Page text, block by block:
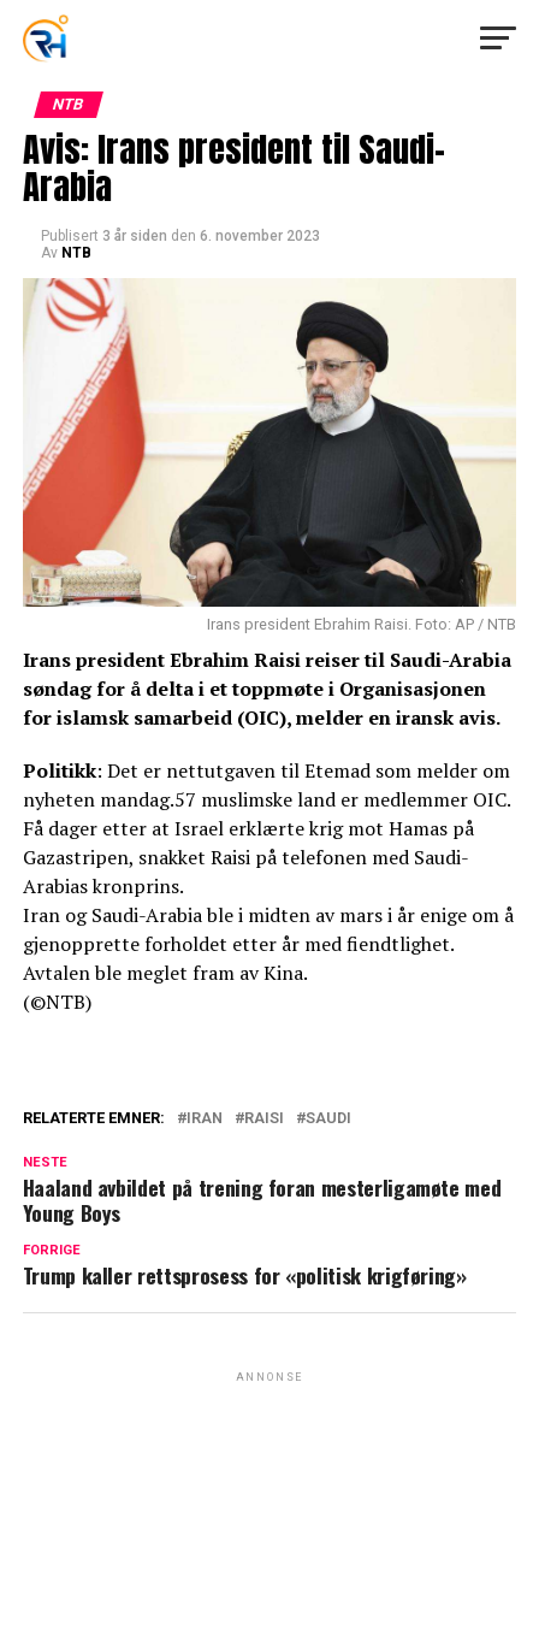
NTB
Avis: Irans president til Saudi-
Arabia
Publisert 3 år siden den 6. november 2023
Av NTB
Irans president Ebrahim Raisi. Foto: AP / NTB
Irans president Ebrahim Raisi reiser til Saudi-Arabia
søndag for å delta i et toppmøte i Organisasjonen
for islamsk samarbeid (OIC), melder en iransk avis.
Politikk: Det er nettutgaven til Etemad som melder om
nyheten mandag.57 muslimske land er medlemmer OIC.
Få dager etter at Israel erklærte krig mot Hamas på
Gazastripen, snakket Raisi på telefonen med Saudi-
Arabias kronprins.
Iran og Saudi-Arabia ble i midten av mars i år enige om å
gjenopprette forholdet etter år med fiendtlighet.
Avtalen ble meglet fram av Kina.
(©NTB)
RELATERTE EMNER: IRAN RAISI SAUDI
NESTE
Haaland avbildet på trening foran mesterligamøte med
Young Boys
FORRIGE
Trump kaller rettsprosess for «politisk krigføring»
ANNONSE